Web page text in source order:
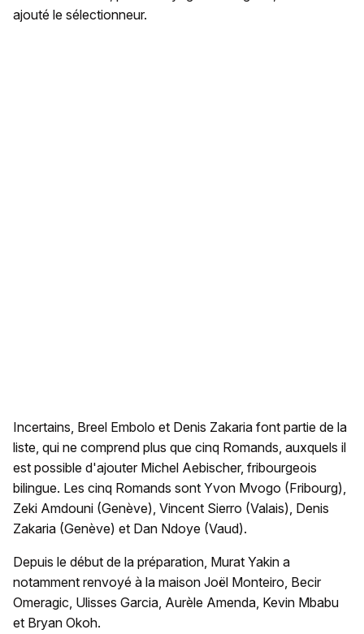
ajouté le sélectionneur.
Incertains, Breel Embolo et Denis Zakaria font partie de la
liste, qui ne comprend plus que cinq Romands, auxquels il
est possible d'ajouter Michel Aebischer, fribourgeois
bilingue. Les cinq Romands sont Yvon Mvogo (Fribourg),
Zeki Amdouni (Genève), Vincent Sierro (Valais), Denis
Zakaria (Genève) et Dan Ndoye (Vaud).
Depuis le début de la préparation, Murat Yakin a
notamment renvoyé à la maison Joël Monteiro, Becir
Omeragic, Ulisses Garcia, Aurèle Amenda, Kevin Mbabu
et Bryan Okoh.